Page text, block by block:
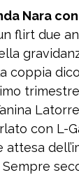
Nara
flirt due
coppia
con L-